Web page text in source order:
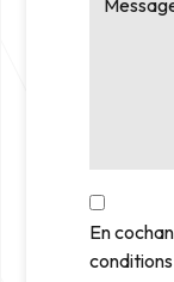
En